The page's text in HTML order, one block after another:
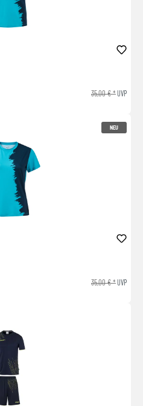
35,00 € *UVP
NEU
35,00 € *UVP